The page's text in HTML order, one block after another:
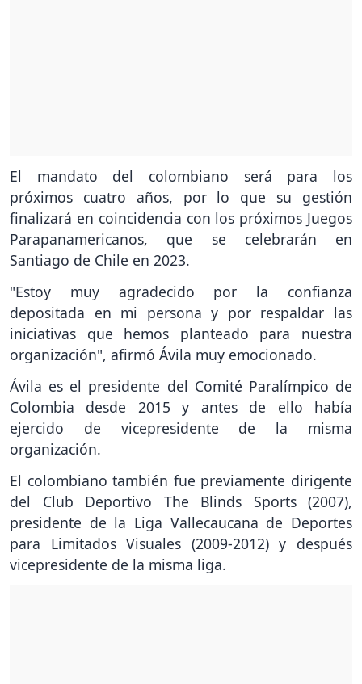
El mandato del colombiano será para los
próximos cuatro años, por lo que su gestión
finalizará en coincidencia con los próximos Juegos
Parapanamericanos, que se celebrarán en
Santiago de Chile en 2023.
"Estoy muy agradecido por la confianza
depositada en mi persona y por respaldar las
iniciativas que hemos planteado para nuestra
organización", afirmó Ávila muy emocionado.
Ávila es el presidente del Comité Paralímpico de
Colombia desde 2015 y antes de ello había
ejercido de vicepresidente de la misma
organización.
El colombiano también fue previamente dirigente
del Club Deportivo The Blinds Sports (2007),
presidente de la Liga Vallecaucana de Deportes
para Limitados Visuales (2009-2012) y después
vicepresidente de la misma liga.